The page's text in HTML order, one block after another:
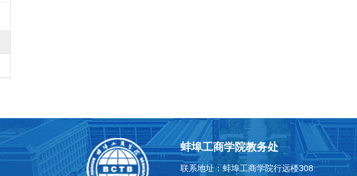
蚌埠工商学院教务处
联系地址：蚌埠工商学院行远楼308